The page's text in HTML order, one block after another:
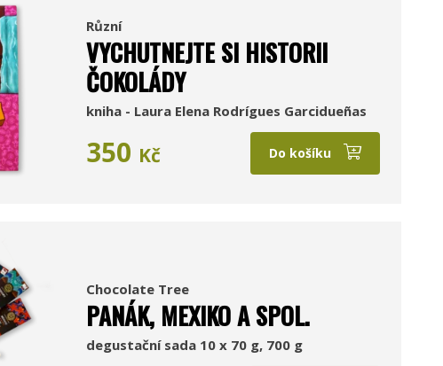
Různí
VYCHUTNEJTE SI HISTORII
ČOKOLÁDY
kniha - Laura Elena Rodrígues Garcidueñas
350 Kč Do košíku
Chocolate Tree
PANÁK, MEXIKO A SPOL.
degustační sada 10 x 70 g, 700 g